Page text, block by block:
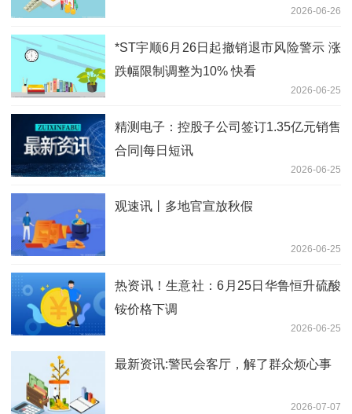
2026-06-26
*ST宇顺6月26日起撤销退市风险警示 涨
跌幅限制调整为10% 快看
2026-06-25
精测电子：控股子公司签订1.35亿元销售
合同|每日短讯
2026-06-25
观速讯丨多地官宣放秋假
2026-06-25
热资讯！生意社：6月25日华鲁恒升硫酸
铵价格下调
2026-06-25
最新资讯:警民会客厅，解了群众烦心事
2026-07-07